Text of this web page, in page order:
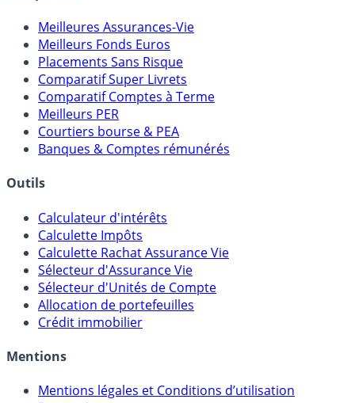
Comparatifs
Meilleures Assurances-Vie
Meilleurs Fonds Euros
Placements Sans Risque
Comparatif Super Livrets
Comparatif Comptes à Terme
Meilleurs PER
Banques & Comptes rémunérés
Outils
Calculateur d'intérêts
Calculette Impôts
Calculette Rachat Assurance Vie
Sélecteur d'Assurance Vie
Sélecteur d'Unités de Compte
Crédit immobilier
Mentions